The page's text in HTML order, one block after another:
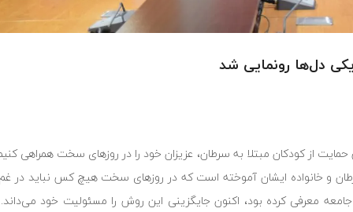
دل‌ها رونمایی شد
از کودکان مبتلا به سرطان، عزیزان خود را در روزهای سخت همراهی
مبتلا به سرطان و خانواده‌ ایشان آموخته است که در روزهای سخت هیچ کس نباید
معرفی کرده بود، اکنون جایگزینی این روش را مسئولیت خود